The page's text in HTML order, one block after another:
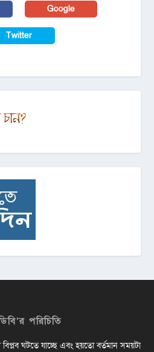
Google
Twitter
পরিচিতি
বিপ্লব ঘটতে যাচ্ছে এবং হয়তো বর্তমান সময়টা